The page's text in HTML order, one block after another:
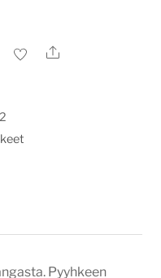
Ale
Pyyhkeen